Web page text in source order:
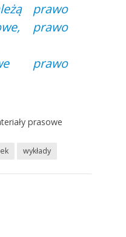
prawo
prawo
prawo
prasowe
wykłady